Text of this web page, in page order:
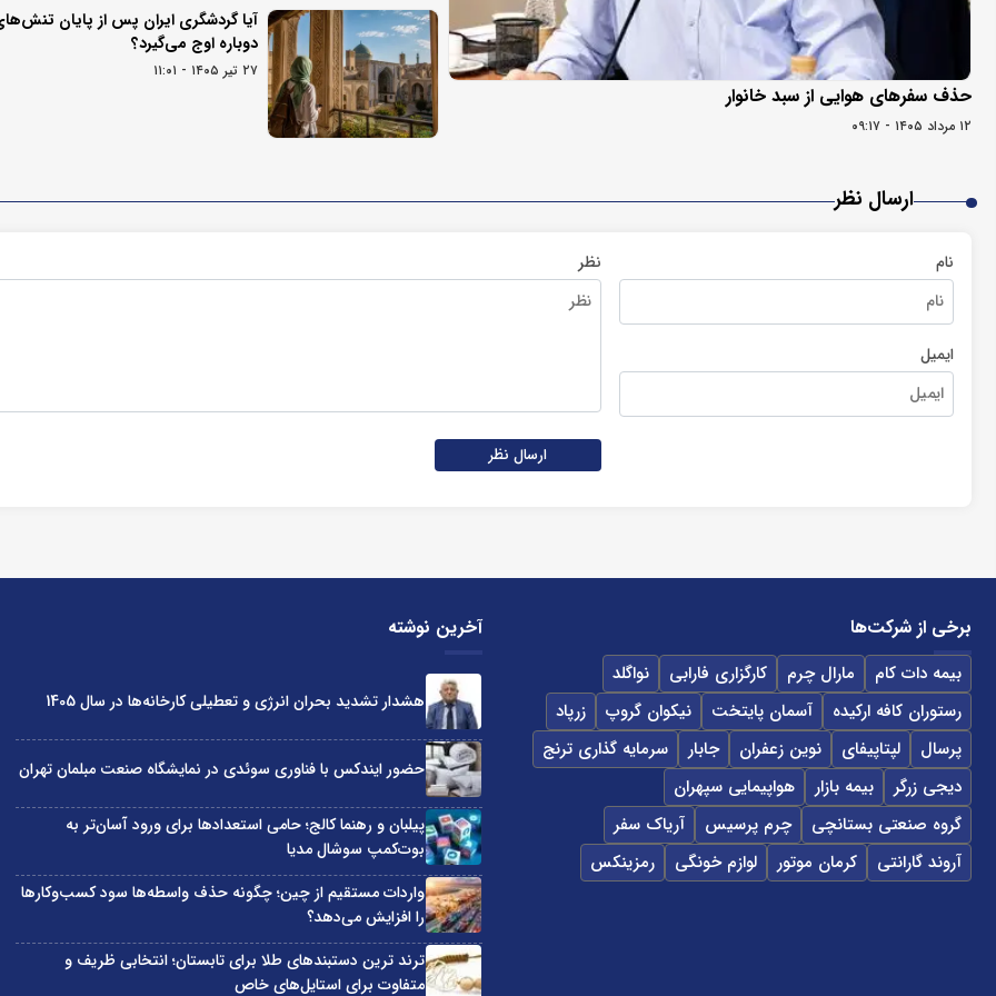
حذف سفرهای هوایی از سبد خانوار
۱۲ مرداد ۱۴۰۵ - ۰۹:۱۷
آیا گردشگری ایران پس از پایان
دوباره اوج می‌گیرد؟
۲۷ تیر ۱۴۰۵ - ۱۱:۰۱
ارسال نظر
نام
ایمیل
نظر
ارسال نظر
برخی از شرکت‌ها
بیمه دات کام مارال چرم کارگزاری فارابی
نواگلد
رستوران کافه ارکیده
آسمان پایتخت نیکوان گروپ
زرپاد
پرسال
لپتاپیفای نوین زعفران جابار
سرمایه گذاری ترنج
دیجی زرگر
بیمه بازار
هواپیمایی سپهران
گروه صنعتی بستانچی
چرم پرسیس
آریاک سفر
آروند گارانتی
کرمان موتور لوازم خونگی رمزینکس
آخرین نوشته
هشدار تشدید بحران انرژی و تعطیلی کارخانه‌ها در سال 1405
حضور ایندکس با فناوری سوئدی در نمایشگاه صنعت مبلمان تهران
پیلبان و رهنما کالج؛ حامی استعدادها برای ورود آسان‌تر به
بوت‌کمپ سوشال مدیا
واردات مستقیم از چین؛ چگونه حذف واسطه‌ها سود کسب‌وکارها
را افزایش می‌دهد؟
ترند ترین دستبندهای طلا برای تابستان؛ انتخابی ظریف و
متفاوت برای استایل‌های خاص